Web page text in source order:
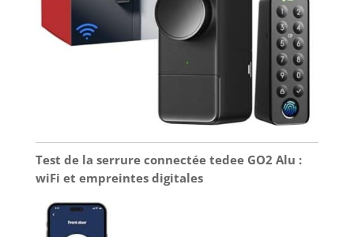
Test de la serrure connectée tedee GO2 Alu :
wiFi et empreintes digitales